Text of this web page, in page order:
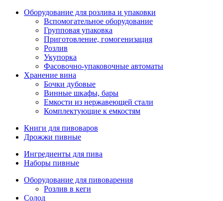
Оборудование для розлива и упаковки
Вспомогательное оборудование
Групповая упаковка
Приготовление, гомогенизация
Розлив
Укупорка
Фасовочно-упаковочные автоматы
Хранение вина
Бочки дубовые
Винные шкафы, бары
Емкости из нержавеющей стали
Комплектующие к емкостям
Книги для пивоваров
Дрожжи пивные
Ингредиенты для пива
Наборы пивные
Оборудование для пивоварения
Розлив в кеги
Солод